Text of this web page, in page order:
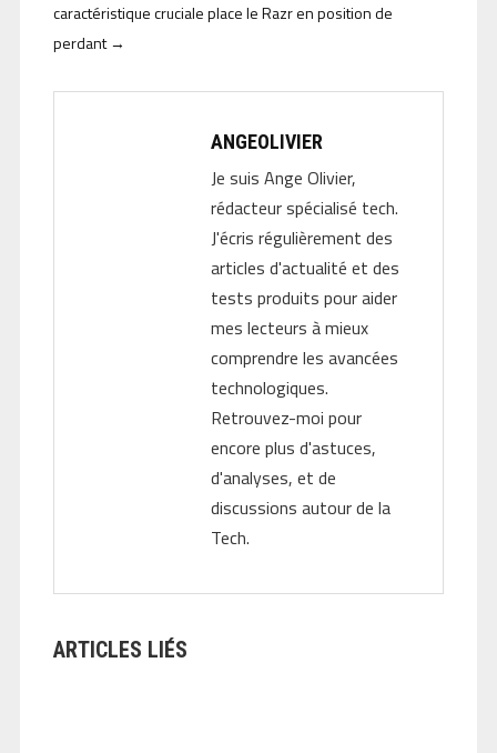
caractéristique cruciale place le Razr en position de
perdant→
ANGEOLIVIER
Je suis Ange Olivier,
rédacteur spécialisé tech.
J'écris régulièrement des
articles d'actualité et des
tests produits pour aider
mes lecteurs à mieux
comprendre les avancées
technologiques.
Retrouvez-moi pour
encore plus d'astuces,
d'analyses, et de
discussions autour de la
Tech.
ARTICLES LIÉS